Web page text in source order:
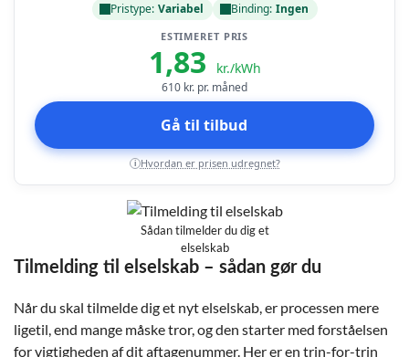
Pristype: Variabel Binding: Ingen
ESTIMERET PRIS
1,83 kr./kWh
610 kr. pr. måned
Gå til tilbud
i Hvordan er prisen udregnet?
Sådan tilmelder du dig et
elselskab
Tilmelding til elselskab – sådan gør du
Når du skal tilmelde dig et nyt elselskab, er processen mere
ligetil, end mange måske tror, og den starter med forståelsen
for vigtigheden af dit aftagenummer. Her er en trin-for-trin